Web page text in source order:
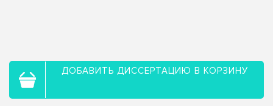
ДОБАВИТЬ ДИССЕРТАЦИЮ В КОРЗИНУ